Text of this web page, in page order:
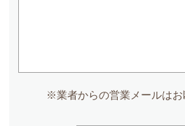
※業者からの営業メールはお